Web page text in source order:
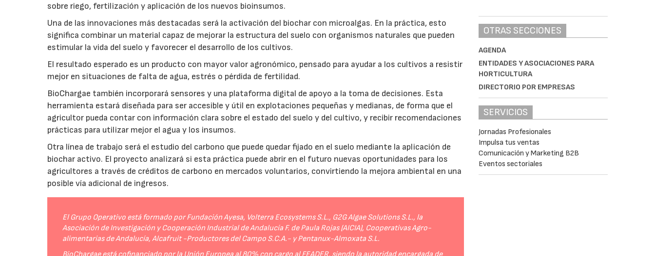
sobre riego, fertilización y aplicación de los nuevos bioinsumos.
Una de las innovaciones más destacadas será la activación del biochar con microalgas. En la práctica, esto
significa combinar un material capaz de mejorar la estructura del suelo con organismos naturales que pueden
estimular la vida del suelo y favorecer el desarrollo de los cultivos.
El resultado esperado es un producto con mayor valor agronómico, pensado para ayudar a los cultivos a resistir
mejor en situaciones de falta de agua, estrés o pérdida de fertilidad.
BioChargae también incorporará sensores y una plataforma digital de apoyo a la toma de decisiones. Esta
herramienta estará diseñada para ser accesible y útil en explotaciones pequeñas y medianas, de forma que el
agricultor pueda contar con información clara sobre el estado del suelo y del cultivo, y recibir recomendaciones
prácticas para utilizar mejor el agua y los insumos.
Otra línea de trabajo será el estudio del carbono que puede quedar fijado en el suelo mediante la aplicación de
biochar activo. El proyecto analizará si esta práctica puede abrir en el futuro nuevas oportunidades para los
agricultores a través de créditos de carbono en mercados voluntarios, convirtiendo la mejora ambiental en una
posible vía adicional de ingresos.
El Grupo Operativo está formado por Fundación Ayesa, Volterra Ecosystems S.L., G2G Algae Solutions S.L., la
Asociación de Investigación y Cooperación Industrial de Andalucía F. de Paula Rojas (AICIA), Cooperativas Agro-
alimentarias de Andalucía, Alcafruit -Productores del Campo S.C.A.- y Pentanux-Almoxata S.L.
OTRAS SECCIONES
AGENDA
ENTIDADES Y ASOCIACIONES PARA
HORTICULTURA
DIRECTORIO POR EMPRESAS
SERVICIOS
Jornadas Profesionales
Impulsa tus ventas
Comunicación y Marketing B2B
Eventos sectoriales